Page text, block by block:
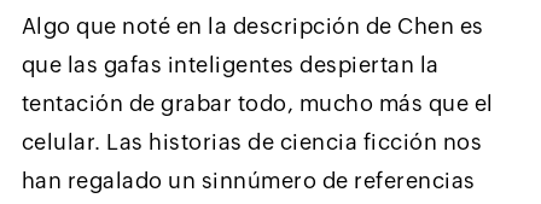
Algo que noté en la descripción de Chen es
que las gafas inteligentes despiertan la
tentación de grabar todo, mucho más que el
celular. Las historias de ciencia ficción nos
han regalado un sinnúmero de referencias